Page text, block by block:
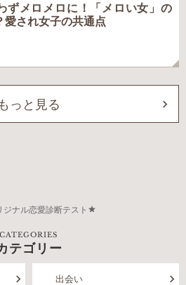
ずメロメロに！「メロい女」の
愛され女子の共通点
もっと見る
ジナル恋愛診断テスト
CATEGORIES
テゴリー
出会い